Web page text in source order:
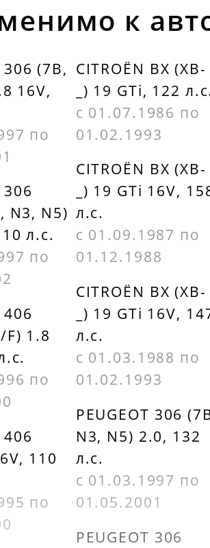
к
306 (7B,
16V,
по
306
N3, N5)
л.с.
по
406
F) 1.8
по
406
110
по
CITROËN BX (XB-
_) 19 GTi, 122
с 01.07.1986 по
01.02.1993
CITROËN BX (XB-
_) 19 GTi 16V,
л.с.
с 01.09.1987 по
01.12.1988
CITROËN BX (XB-
_) 19 GTi 16V,
л.с.
с 01.03.1988 по
01.02.1993
PEUGEOT 306
N3, N5) 2.0, 132
л.с.
с 01.03.1997 по
01.05.2001
PEUGEOT 306